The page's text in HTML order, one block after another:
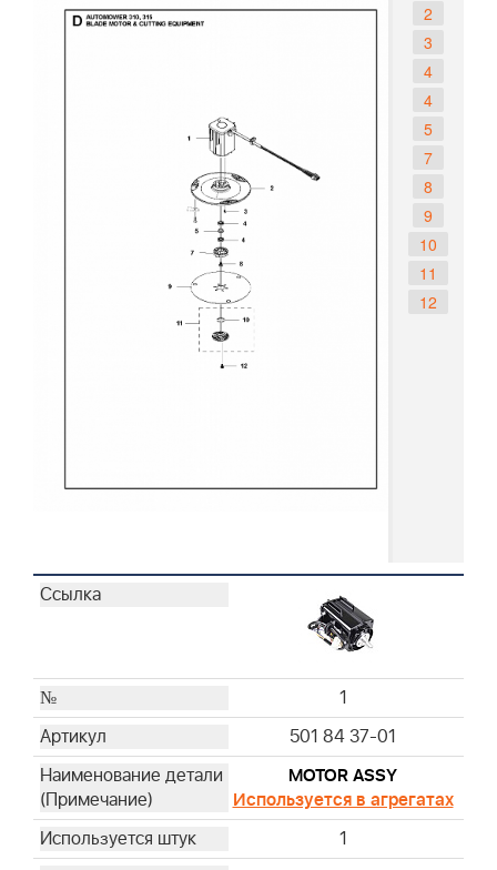
2
3
4
4
5
7
8
9
10
11
12
1
501 84 37-01
MOTOR ASSY
Используется в агрегатах
1